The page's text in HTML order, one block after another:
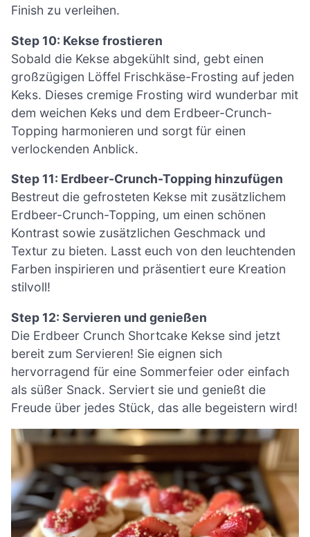
Finish zu verleihen.
Step 10: Kekse frostieren
Sobald die Kekse abgekühlt sind, gebt einen
großzügigen Löffel Frischkäse-Frosting auf jeden
Keks. Dieses cremige Frosting wird wunderbar mit
dem weichen Keks und dem Erdbeer-Crunch-
Topping harmonieren und sorgt für einen
verlockenden Anblick.
Step 11: Erdbeer-Crunch-Topping hinzufügen
Bestreut die gefrosteten Kekse mit zusätzlichem
Erdbeer-Crunch-Topping, um einen schönen
Kontrast sowie zusätzlichen Geschmack und
Textur zu bieten. Lasst euch von den leuchtenden
Farben inspirieren und präsentiert eure Kreation
stilvoll!
Step 12: Servieren und genießen
Die Erdbeer Crunch Shortcake Kekse sind jetzt
bereit zum Servieren! Sie eignen sich
hervorragend für eine Sommerfeier oder einfach
als süßer Snack. Serviert sie und genießt die
Freude über jedes Stück, das alle begeistern wird!